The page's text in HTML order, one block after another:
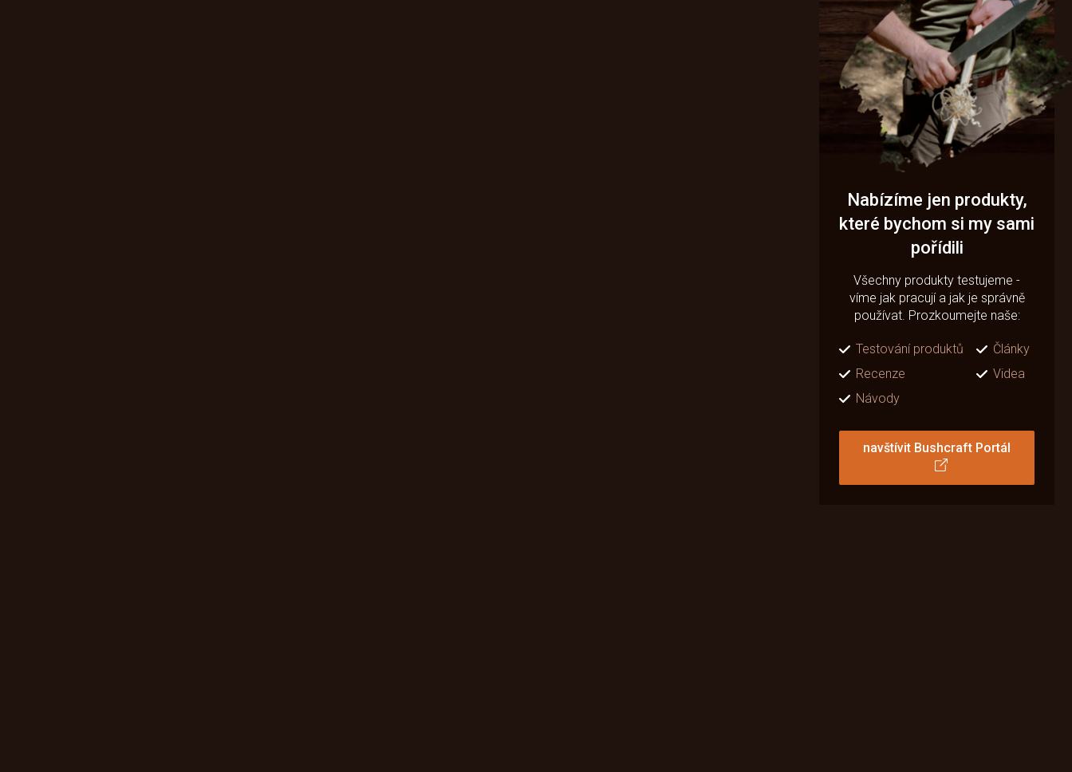
Nabízíme jen produkty,
které bychom si my sami
pořídili
Všechny produkty testujeme -
víme jak pracují a jak je správně
používat. Prozkoumejte naše:
Testování produktů
Články
Recenze
Videa
Návody
navštívit Bushcraft Portál